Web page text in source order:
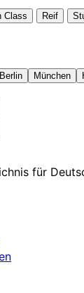
Class Reif
Berlin München
für